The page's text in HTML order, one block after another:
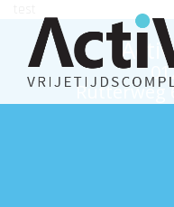
Rutterweg